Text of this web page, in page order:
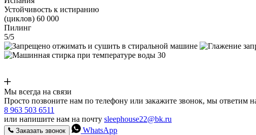
Устойчивость к истиранию
(циклов) 60 000
Пилинг
5/5
Мы всегда на связи
Просто позвоните нам по телефону или закажите звонок, мы ответим
8 963 503 6511
или напишите нам на почту sleephouse22@bk.ru
Заказать звонок
WhatsApp